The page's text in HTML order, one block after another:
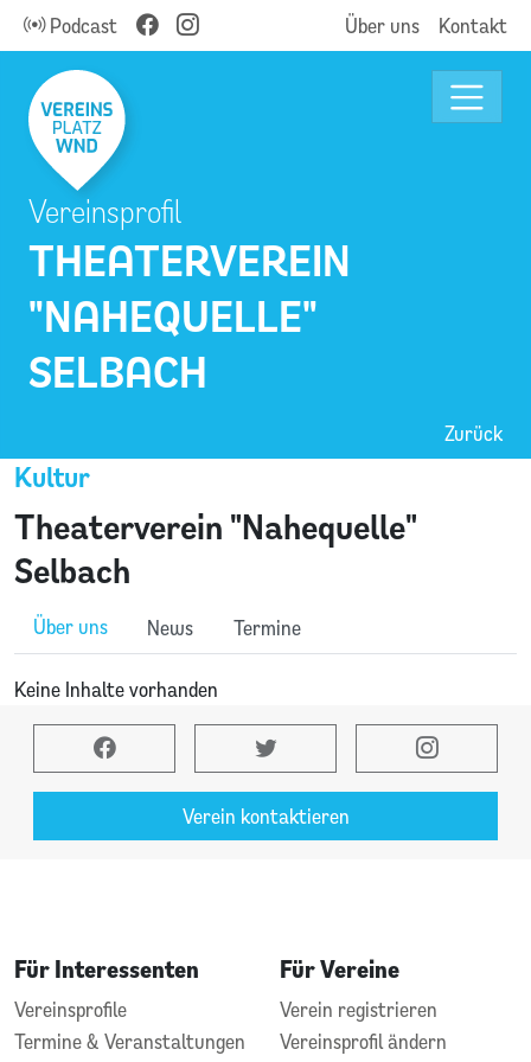
Podcast Über uns Kontakt
THEATERVEREIN
"NAHEQUELLE"
SELBACH
Vereinsprofil
Zurück
Theaterverein "Nahequelle"
Selbach
Kultur
Über uns News Termine
Keine Inhalte vorhanden
Verein kontaktieren
Für Interessenten
Vereinsprofile
Termine & Veranstaltungen
Für Vereine
Verein registrieren
Vereinsprofil ändern